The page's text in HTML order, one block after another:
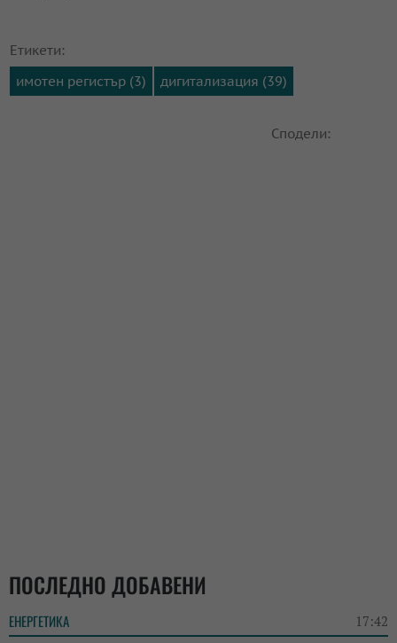
Етикети:
имотен регистър (3)
дигитализация (39)
Сподели:
ПОСЛЕДНО ДОБАВЕНИ
ЕНЕРГЕТИКА 17:42